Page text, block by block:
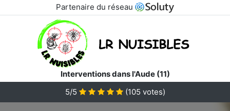
Partenaire du réseau
Interventions dans l'Aude (11)
5/5 (105 votes)